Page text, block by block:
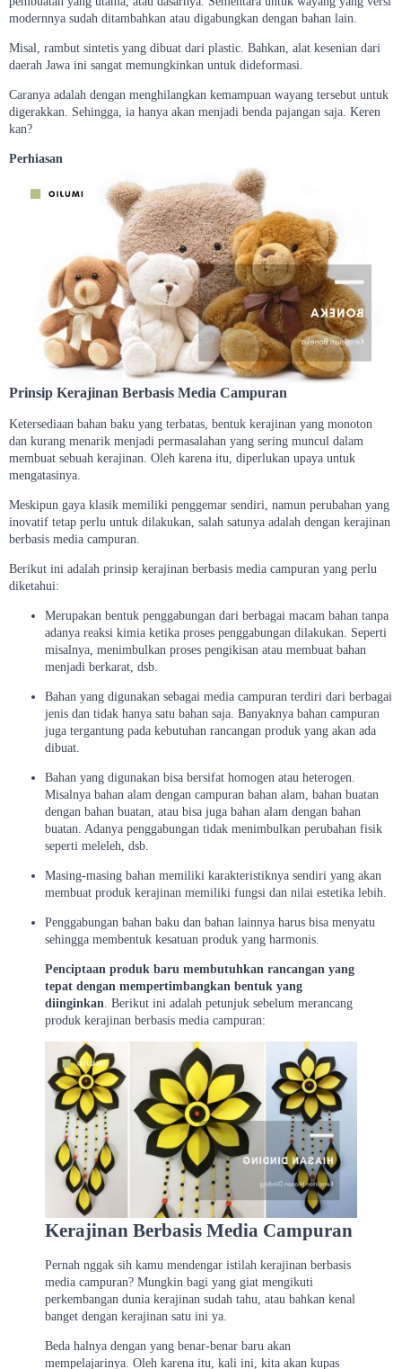
modernnya sudah ditambahkan atau digabungkan dengan bahan lain.
Misal, rambut sintetis yang dibuat dari plastic. Bahkan, alat kesenian dari
daerah Jawa ini sangat memungkinkan untuk dideformasi.
Caranya adalah dengan menghilangkan kemampuan wayang tersebut untuk
digerakkan. Sehingga, ia hanya akan menjadi benda pajangan saja. Keren
kan?
Perhiasan
Prinsip Kerajinan Berbasis Media Campuran
Ketersediaan bahan baku yang terbatas, bentuk kerajinan yang monoton
dan kurang menarik menjadi permasalahan yang sering muncul dalam
membuat sebuah kerajinan. Oleh karena itu, diperlukan upaya untuk
mengatasinya.
Meskipun gaya klasik memiliki penggemar sendiri, namun perubahan yang
inovatif tetap perlu untuk dilakukan, salah satunya adalah dengan kerajinan
berbasis media campuran.
Berikut ini adalah prinsip kerajinan berbasis media campuran yang perlu
diketahui:
Merupakan bentuk penggabungan dari berbagai macam bahan tanpa
adanya reaksi kimia ketika proses penggabungan dilakukan. Seperti
misalnya, menimbulkan proses pengikisan atau membuat bahan
menjadi berkarat, dsb.
Bahan yang digunakan sebagai media campuran terdiri dari berbagai
jenis dan tidak hanya satu bahan saja. Banyaknya bahan campuran
juga tergantung pada kebutuhan rancangan produk yang akan ada
dibuat.
Bahan yang digunakan bisa bersifat homogen atau heterogen.
Misalnya bahan alam dengan campuran bahan alam, bahan buatan
dengan bahan buatan, atau bisa juga bahan alam dengan bahan
buatan. Adanya penggabungan tidak menimbulkan perubahan fisik
seperti meleleh, dsb.
Masing-masing bahan memiliki karakteristiknya sendiri yang akan
membuat produk kerajinan memiliki fungsi dan nilai estetika lebih.
Penggabungan bahan baku dan bahan lainnya harus bisa menyatu
sehingga membentuk kesatuan produk yang harmonis.
Penciptaan produk baru membutuhkan rancangan yang
tepat dengan mempertimbangkan bentuk yang
diinginkan. Berikut ini adalah petunjuk sebelum merancang
produk kerajinan berbasis media campuran:
Kerajinan Berbasis Media Campuran
Pernah nggak sih kamu mendengar istilah kerajinan berbasis
media campuran? Mungkin bagi yang giat mengikuti
perkembangan dunia kerajinan sudah tahu, atau bahkan kenal
banget dengan kerajinan satu ini ya.
Beda halnya dengan yang benar-benar baru akan
mempelajarinya. Oleh karena itu, kali ini, kita akan kupas